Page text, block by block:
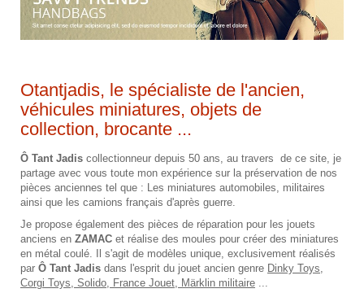
Otantjadis, le spécialiste de l'ancien,
véhicules miniatures, objets de
collection, brocante ...
Ô Tant Jadis collectionneur depuis 50 ans, au travers de ce site, je
partage avec vous toute mon expérience sur la préservation de nos
pièces anciennes tel que : Les miniatures automobiles, militaires
ainsi que les camions français d'après guerre.
Je propose également des pièces de réparation pour les jouets
anciens en ZAMAC et réalise des moules pour créer des miniatures
en métal coulé. Il s'agit de modèles unique, exclusivement réalisés
par Ô Tant Jadis dans l'esprit du jouet ancien genre Dinky Toys,
Corgi Toys, Solido, France Jouet, Märklin militaire ...